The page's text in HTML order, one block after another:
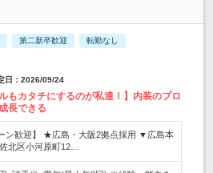
第二新卒歓迎 転勤なし
日：2026/09/24
もカタチにするのが私達！】内装のプロ
長できる
ン歓迎】 ★広島・大阪2拠点採用 ▼広島本
北区小河原町12…